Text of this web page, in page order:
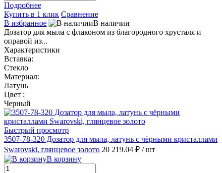
Подробнее
Купить в 1 клик Сравнение
В избранное
В наличии
Дозатор для мыла с флаконом из благородного хрусталя и
оправой из...
Характеристики
Вставка:
Стекло
Материал:
Латунь
Цвет :
Черный
Быстрый просмотр
3507-78-320 Дозатор для мыла, латунь с чёрными кристаллами
Swarovski, глянцевое золото 20 219.04 ₽ / шт
В корзину